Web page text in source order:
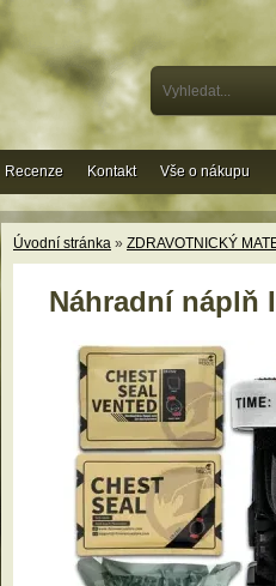
Úvodní stránka » ZDRAVOTNICKÝ
Náhradní náplň
Recenze Kontakt Vše o nákupu